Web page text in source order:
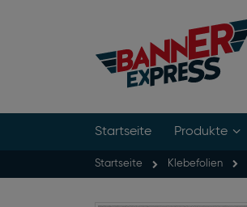
Startseite Produkte
Startseite Klebefolien